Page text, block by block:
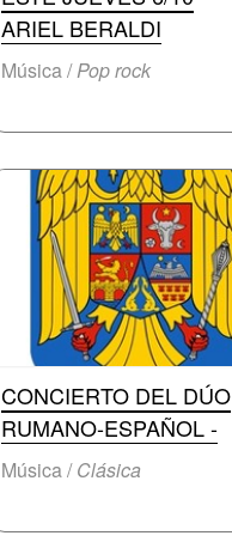
ARIEL BERALDI
Música /Pop rock
CONCIERTO DEL DÚO
RUMANO-ESPAÑOL -
Música /Clásica